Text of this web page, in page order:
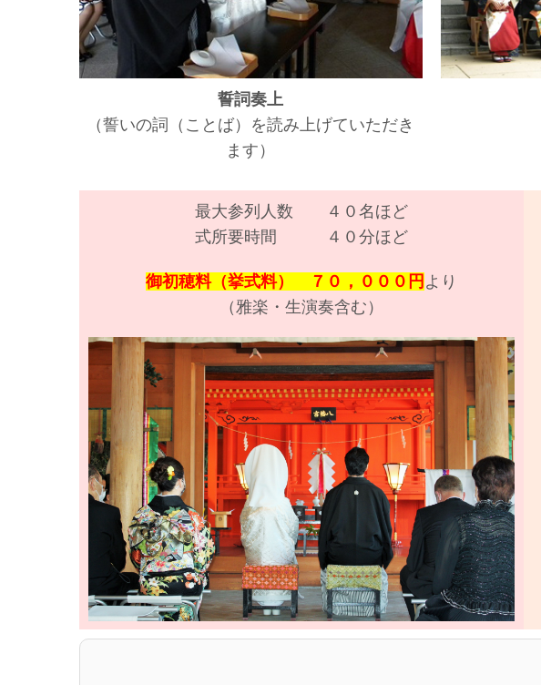
誓詞奏上
（誓いの詞（ことば）を読み上げていただき
ます）
最大参列人数 ４０名ほど
式所要時間 ４０分ほど
御初穂料（挙式料） ７０，０００円 より
（雅楽・生演奏含む）